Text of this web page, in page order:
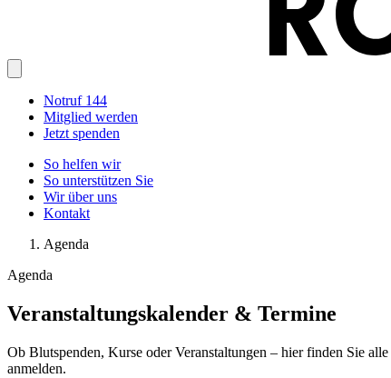
Notruf 144
Mitglied werden
Jetzt spenden
So helfen wir
So unterstützen Sie
Wir über uns
Kontakt
Agenda
Agenda
Veranstaltungskalender & Termine
Ob Blutspenden, Kurse oder Veranstaltungen – hier finden Sie
anmelden.